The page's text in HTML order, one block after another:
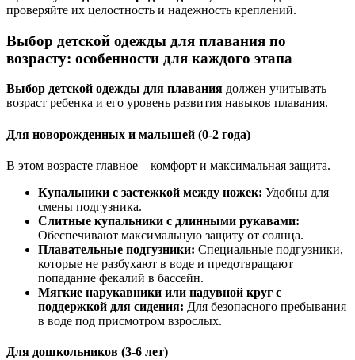
проверяйте их целостность и надежность креплений.
Выбор детской одежды для плавания по
возрасту: особенности для каждого этапа
Выбор детской одежды для плавания должен учитывать
возраст ребенка и его уровень развития навыков плавания.
Для новорожденных и малышей (0-2 года)
В этом возрасте главное – комфорт и максимальная защита.
Купальники с застежкой между ножек: Удобны для
смены подгузника.
Слитные купальники с длинными рукавами:
Обеспечивают максимальную защиту от солнца.
Плавательные подгузники: Специальные подгузники,
которые не разбухают в воде и предотвращают
попадание фекалий в бассейн.
Мягкие нарукавники или надувной круг с
поддержкой для сидения: Для безопасного пребывания
в воде под присмотром взрослых.
Для дошкольников (3-6 лет)